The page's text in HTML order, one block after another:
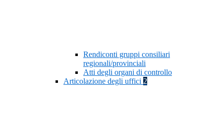
Rendiconti gruppi consiliari
regionali/provinciali
Atti degli organi di controllo
Articolazione degli uffici 2